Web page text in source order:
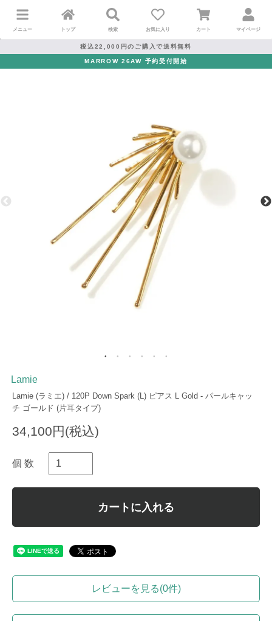
メニュー トップ 検索 お気に入り カート マイページ
税込22,000円のご購入で送料無料
MARROW 26AW 予約受付開始
Lamie
Lamie (ラミエ) / 120P Down Spark (L) ピアス L Gold - パールキャッ
チ ゴールド (片耳タイプ)
34,100円(税込)
個 数
カートに入れる
レビューを見る(0件)